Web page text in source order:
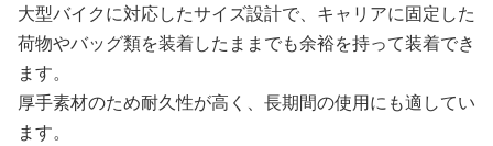
大型バイクに対応したサイズ設計で、キャリアに固定した
荷物やバッグ類を装着したままでも余裕を持って装着でき
ます。
厚手素材のため耐久性が高く、長期間の使用にも適してい
ます。